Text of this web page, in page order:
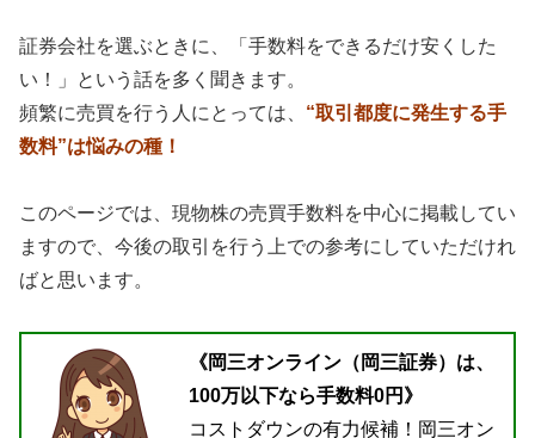
証券会社を選ぶときに、「手数料をできるだけ安くした
い！」という話を多く聞きます。
頻繁に売買を行う人にとっては、 “取引都度に発生する手
数料”は悩みの種！
このページでは、現物株の売買手数料を中心に掲載してい
ますので、今後の取引を行う上での参考にしていただけれ
ばと思います。
《岡三オンライン（岡三証券）は、
100万以下なら手数料0円》
コストダウンの有力候補！岡三オン